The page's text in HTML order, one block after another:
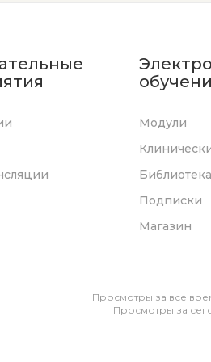
Модули
Библиотека
Подписки
Магазин
Просмотры за все
Просмотры за